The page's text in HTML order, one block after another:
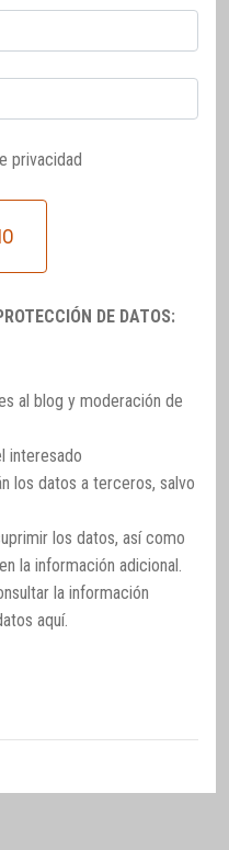
privacidad
DE DATOS:
al blog y moderación de
interesado
los datos a terceros, salvo
los datos, así como
la información adicional.
la información
aquí.